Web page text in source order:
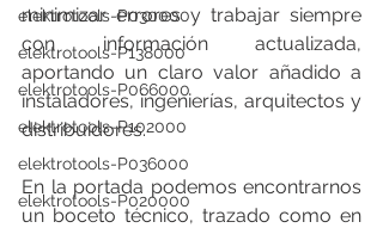
elektrotools-P030000
elektrotools-P138000
elektrotools-P066000
elektrotools-P102000
elektrotools-P036000
elektrotools-P020000
minimizar errores y trabajar siempre
con información actualizada,
aportando un claro valor añadido a
instaladores, ingenierías, arquitectos y
distribuidores.
En la portada podemos encontrarnos
un boceto técnico, trazado como en